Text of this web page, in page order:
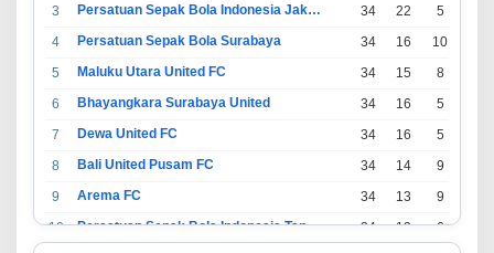
3
Persatuan Sepak Bola Indonesia Jakarta 34 22 5
4
Persatuan Sepak Bola Surabaya 34 16 10
5
Maluku Utara United FC 34 15 8
6
Bhayangkara Surabaya United 34 16 5
7
Dewa United FC 34 16 5
8
Bali United Pusam FC 34 14 9
9
Arema FC 34 13 9
10
Persatuan Sepak Bola Indonesia Tangerang 34 13 6